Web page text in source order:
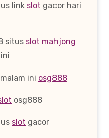
link slot gacor hari
situs slot mahjong
ini osg888
osg888
slot gacor